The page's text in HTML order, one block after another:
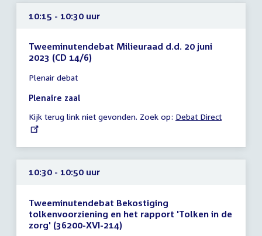
10:15 - 10:30 uur
Tweeminutendebat Milieuraad d.d. 20 juni
2023 (CD 14/6)
vergadering
10:15
10:30
uur
Plenair debat
Plenaire zaal
Kijk terug link niet gevonden. Zoek op: External
Debat Direct
10:30 - 10:50 uur
Tweeminutendebat Bekostiging
tolkenvoorziening en het rapport 'Tolken in de
zorg' (36200-XVI-214)